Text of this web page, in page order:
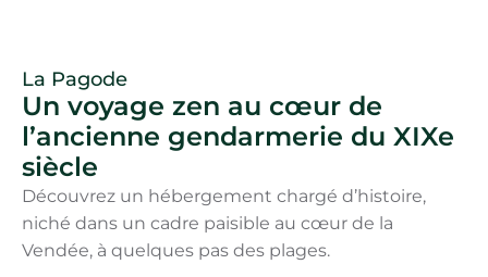
La Pagode
Un voyage zen au cœur de
l’ancienne gendarmerie du XIXe
siècle
Découvrez un hébergement chargé d’histoire,
niché dans un cadre paisible au cœur de la
Vendée, à quelques pas des plages.